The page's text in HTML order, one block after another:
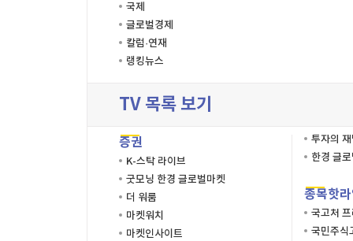
국제
글로벌경제
칼럼·연재
랭킹뉴스
TV 목록 보기
증권
K-스탁 라이브
굿모닝 한경 글로벌마켓
더 워룸
마켓워치
마켓인사이트
투자의
한경 글
종목핫
국고처
국민주식